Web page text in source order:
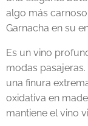
algo más
Garnacha en su
Es un vino
modas
una finura
oxidativa en
mantiene el vino